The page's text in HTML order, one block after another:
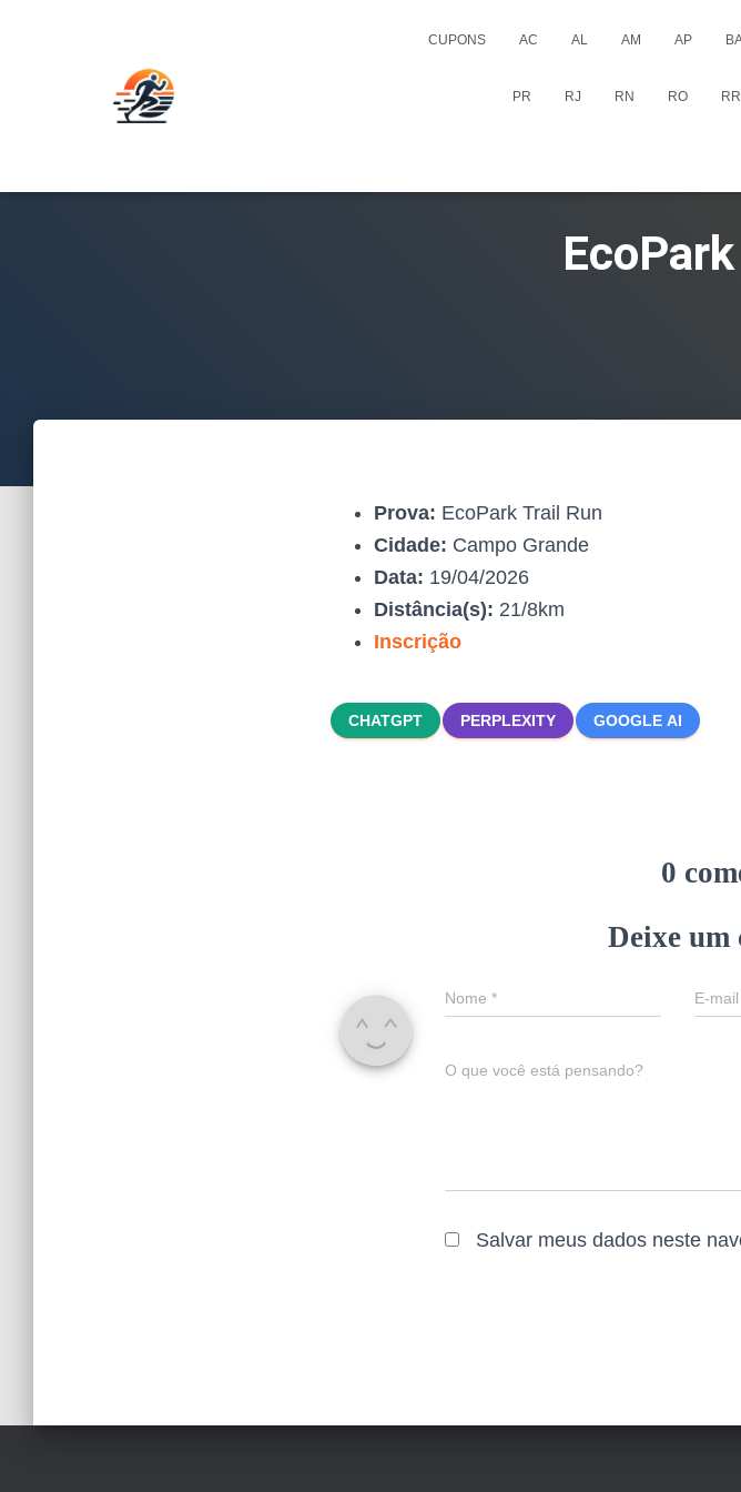
CUPONS AC AL AM AP
PR RJ RN RO RR
Prova: EcoPark Trail Run
Cidade: Campo Grande
Data: 19/04/2026
Distância(s): 21/8km
Inscrição
CHATGPT PERPLEXITY GOOGLE AI
0
Deixe um
Nome * E-
O que você está pensando?
Salvar meus dados neste